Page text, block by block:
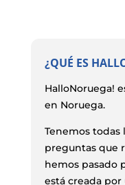
¿QUÉ ES
HalloNoruega!
en Noruega.
Tenemos todas
preguntas que
hemos pasado
está creada